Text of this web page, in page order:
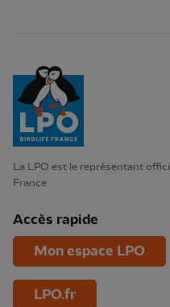
La LPO est le représentant
France
Accès rapide
Mon espace LPO
LPO.fr